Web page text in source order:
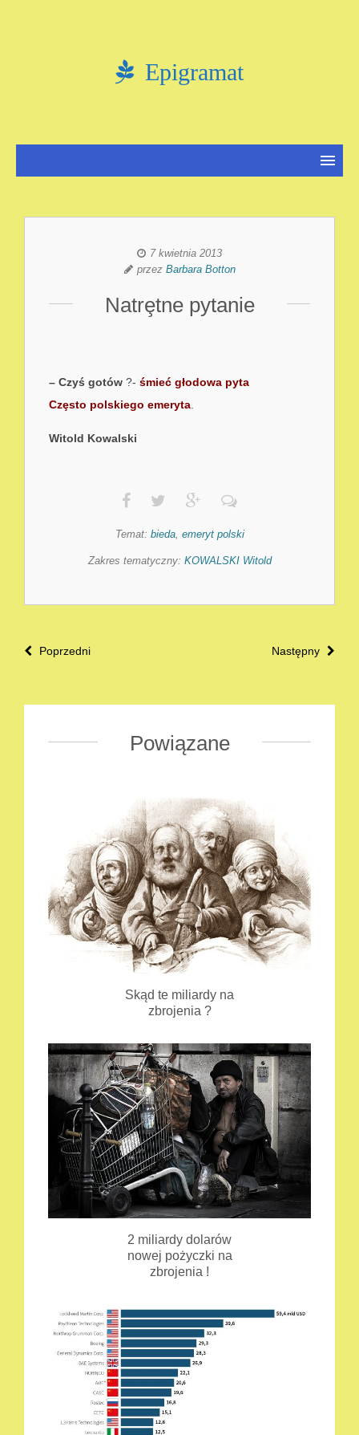
Epigramat
7 kwietnia 2013
przez Barbara Botton
Natrȩtne pytanie
– Czyś gotów ?- śmieć głodowa pyta
Czȩsto polskiego emeryta
Witold Kowalski
Temat: bieda, emeryt polski
Zakres tematyczny: KOWALSKI Witold
Następny
Poprzedni
Powiązane
Skąd te miliardy na
zbrojenia ?
2 miliardy dolarów
nowej pożyczki na
zbrojenia !